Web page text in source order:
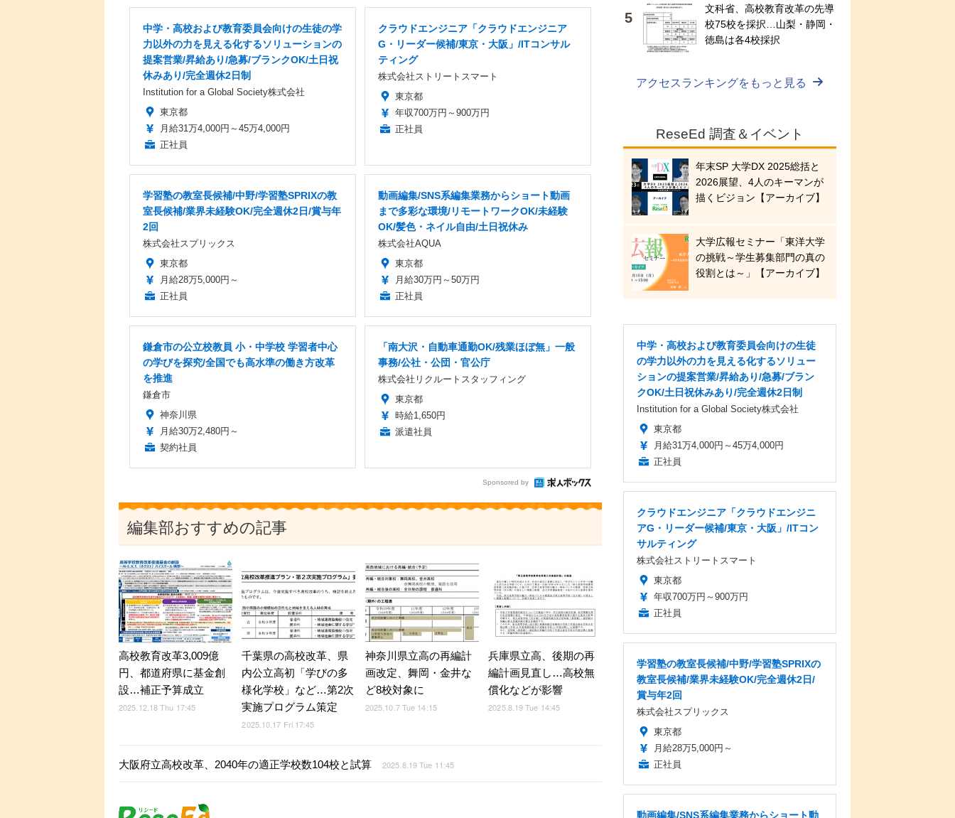
中学・高校および教育委員会向けの生徒の学
力以外の力を見える化するソリューションの
提案営業/昇給あり/急募/ブランクOK/土日祝
休みあり/完全週休2日制
Institution for a Global Society株式会社
東京都
月給31万4,000円～45万4,000円
正社員
クラウドエンジニア「クラウドエンジニア
G・リーダー候補/東京・大阪」/ITコンサル
ティング
株式会社ストリートスマート
東京都
年収700万円～900万円
正社員
学習塾の教室長候補/中野/学習塾SPRIXの教
室長候補/業界未経験OK/完全週休2日/賞与年
2回
株式会社スプリックス
東京都
月給28万5,000円～
正社員
動画編集/SNS系編集業務からショート動画
まで多彩な環境/リモートワークOK/未経験
OK/髪色・ネイル自由/土日祝休み
株式会社AQUA
東京都
月給30万円～50万円
正社員
鎌倉市の公立校教員 小・中学校 学習者中心
の学びを探究/全国でも高水準の働き方改革
を推進
鎌倉市
神奈川県
月給30万2,480円～
契約社員
「南大沢・自動車通勤OK/残業ほぼ無」一般
事務/公社・公団・官公庁
株式会社リクルートスタッフィング
東京都
時給1,650円
派遣社員
Sponsored by
編集部おすすめの記事
高校教育改革3,009億
円、都道府県に基金創
設…補正予算成立
2025.12.18 Thu 17:45
千葉県の高校改革、県
内公立高初「学びの多
様化学校」など…第2次
実施プログラム策定
2025.10.17 Fri 17:45
神奈川県立高の再編計
画改定、舞岡・金井な
ど8校対象に
2025.10.7 Tue 14:15
兵庫県立高、後期の再
編計画見直し…高校無
償化などが影響
2025.8.19 Tue 14:45
大阪府立高校改革、2040年の適正学校数104校と試算 2025.8.19 Tue 11:45
文科省、高校教育改革の先導
校75校を採択…山梨・静岡・
徳島は各4校採択
アクセスランキングをもっと見る
ReseEd 調査＆イベント
年末SP 大学DX 2025総括と
2026展望、4人のキーマンが
描くビジョン【アーカイブ】
大学広報セミナー「東洋大学
の挑戦～学生募集部門の真の
役割とは～」【アーカイブ】
中学・高校および教育委員会向けの生徒
の学力以外の力を見える化するソリュー
ションの提案営業/昇給あり/急募/ブラン
クOK/土日祝休みあり/完全週休2日制
Institution for a Global Society株式会社
東京都
月給31万4,000円～45万4,000円
正社員
クラウドエンジニア「クラウドエンジニ
アG・リーダー候補/東京・大阪」/ITコン
サルティング
株式会社ストリートスマート
東京都
年収700万円～900万円
正社員
学習塾の教室長候補/中野/学習塾SPRIXの
教室長候補/業界未経験OK/完全週休2日/
賞与年2回
株式会社スプリックス
東京都
月給28万5,000円～
正社員
動画編集/SNS系編集業務からショート動